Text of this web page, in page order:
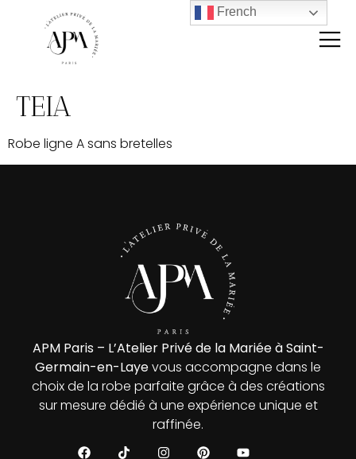
TEIA
Robe ligne A sans bretelles
APM Paris – L’Atelier Privé de la Mariée à Saint-
Germain-en-Layevous accompagne dans le
choix de la robe parfaite grâce à des créations
sur mesure dédié à une expérience unique et
raffinée.
French